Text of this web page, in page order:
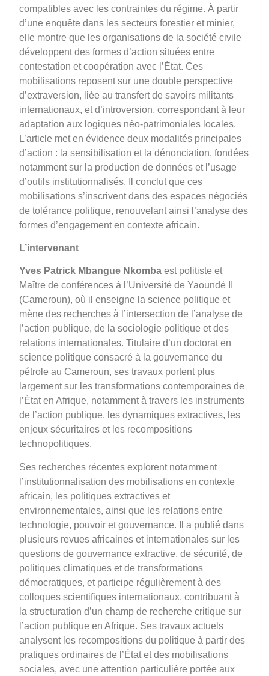
compatibles avec les contraintes du régime. À partir
d’une enquête dans les secteurs forestier et minier,
elle montre que les organisations de la société civile
développent des formes d’action situées entre
contestation et coopération avec l’État. Ces
mobilisations reposent sur une double perspective
d’extraversion, liée au transfert de savoirs militants
internationaux, et d’introversion, correspondant à leur
adaptation aux logiques néo-patrimoniales locales.
L’article met en évidence deux modalités principales
d’action : la sensibilisation et la dénonciation, fondées
notamment sur la production de données et l’usage
d’outils institutionnalisés. Il conclut que ces
mobilisations s’inscrivent dans des espaces négociés
de tolérance politique, renouvelant ainsi l’analyse des
formes d’engagement en contexte africain.
L’intervenant
Yves Patrick Mbangue Nkomba est politiste et
Maître de conférences à l’Université de Yaoundé II
(Cameroun), où il enseigne la science politique et
mène des recherches à l’intersection de l’analyse de
l’action publique, de la sociologie politique et des
relations internationales. Titulaire d’un doctorat en
science politique consacré à la gouvernance du
pétrole au Cameroun, ses travaux portent plus
largement sur les transformations contemporaines de
l’État en Afrique, notamment à travers les instruments
de l’action publique, les dynamiques extractives, les
enjeux sécuritaires et les recompositions
technopolitiques.
Ses recherches récentes explorent notamment
l’institutionnalisation des mobilisations en contexte
africain, les politiques extractives et
environnementales, ainsi que les relations entre
technologie, pouvoir et gouvernance. Il a publié dans
plusieurs revues africaines et internationales sur les
questions de gouvernance extractive, de sécurité, de
politiques climatiques et de transformations
démocratiques, et participe régulièrement à des
colloques scientifiques internationaux, contribuant à
la structuration d’un champ de recherche critique sur
l’action publique en Afrique. Ses travaux actuels
analysent les recompositions du politique à partir des
pratiques ordinaires de l’État et des mobilisations
sociales, avec une attention particulière portée aux